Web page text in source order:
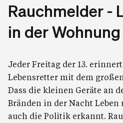
Rauchmelder -
in der Wohnung
Jeder Freitag der 13.
Lebensretter mit dem
Dass die kleinen Geräte an
Bränden in der Nacht
auch die Politik erkannt.